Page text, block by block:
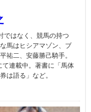
ではなく、競馬の持つ
馬はヒシアマゾン、ブ
祐二、安藤勝己騎手。
連載中。著書に「馬体
は語る」など。